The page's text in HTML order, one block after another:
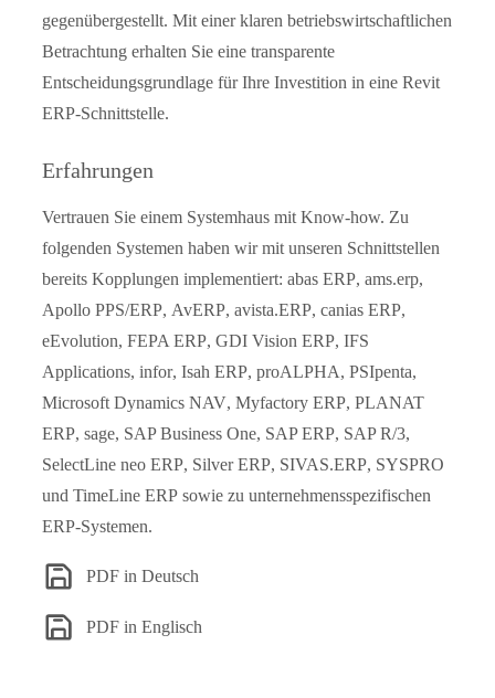
gegenübergestellt. Mit einer klaren betriebswirtschaftlichen
Betrachtung erhalten Sie eine transparente
Entscheidungsgrundlage für Ihre Investition in eine Revit
ERP-Schnittstelle.
Erfahrungen
Vertrauen Sie einem Systemhaus mit Know-how. Zu
folgenden Systemen haben wir mit unseren Schnittstellen
bereits Kopplungen implementiert: abas ERP, ams.erp,
Apollo PPS/ERP, AvERP, avista.ERP, canias ERP,
eEvolution, FEPA ERP, GDI Vision ERP, IFS
Applications, infor, Isah ERP, proALPHA, PSIpenta,
Microsoft Dynamics NAV, Myfactory ERP, PLANAT
ERP, sage, SAP Business One, SAP ERP, SAP R/3,
SelectLine neo ERP, Silver ERP, SIVAS.ERP, SYSPRO
und TimeLine ERP sowie zu unternehmensspezifischen
ERP-Systemen.
PDF in Deutsch
PDF in Englisch